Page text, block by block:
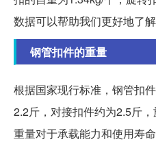
数据可以帮助我们更好地了解
钢管扣件的重量
根据国家现行标准，钢管扣
2.2斤，对接扣件约为2.5斤
重量对于承载能力和使用寿